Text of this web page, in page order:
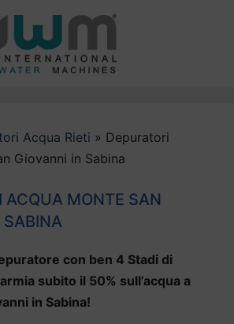
Acqua Rieti » Depuratori
Giovanni in Sabina
ACQUA MONTE SAN
SABINA
con ben 4 Stadi di
subito il 50% sull’acqua a
in Sabina!